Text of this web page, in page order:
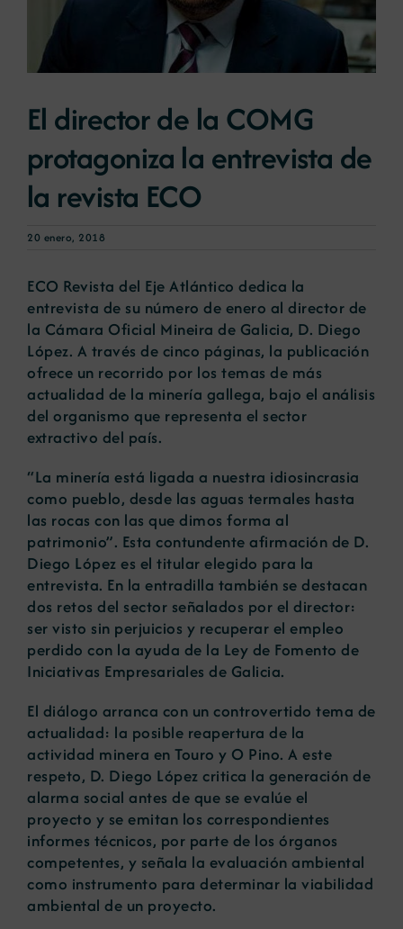
Noticias
Portal de empleo
Contacto
El director de la COMG
protagoniza la entrevista de
la revista ECO
20 enero, 2018
ECO Revista del Eje Atlántico dedica la
entrevista de su número de enero al director de
la Cámara Oficial Mineira de Galicia, D. Diego
López. A través de cinco páginas, la publicación
ofrece un recorrido por los temas de más
actualidad de la minería gallega, bajo el análisis
del organismo que representa el sector
extractivo del país.
“La minería está ligada a nuestra idiosincrasia
como pueblo, desde las aguas termales hasta
las rocas con las que dimos forma al
patrimonio”. Esta contundente afirmación de D.
Diego López es el titular elegido para la
entrevista. En la entradilla también se destacan
dos retos del sector señalados por el director:
ser visto sin perjuicios y recuperar el empleo
perdido con la ayuda de la Ley de Fomento de
Iniciativas Empresariales de Galicia.
El diálogo arranca con un controvertido tema de
actualidad: la posible reapertura de la
actividad minera en Touro y O Pino. A este
respeto, D. Diego López critica la generación de
alarma social antes de que se evalúe el
proyecto y se emitan los correspondientes
informes técnicos, por parte de los órganos
competentes, y señala la evaluación ambiental
como instrumento para determinar la viabilidad
ambiental de un proyecto.